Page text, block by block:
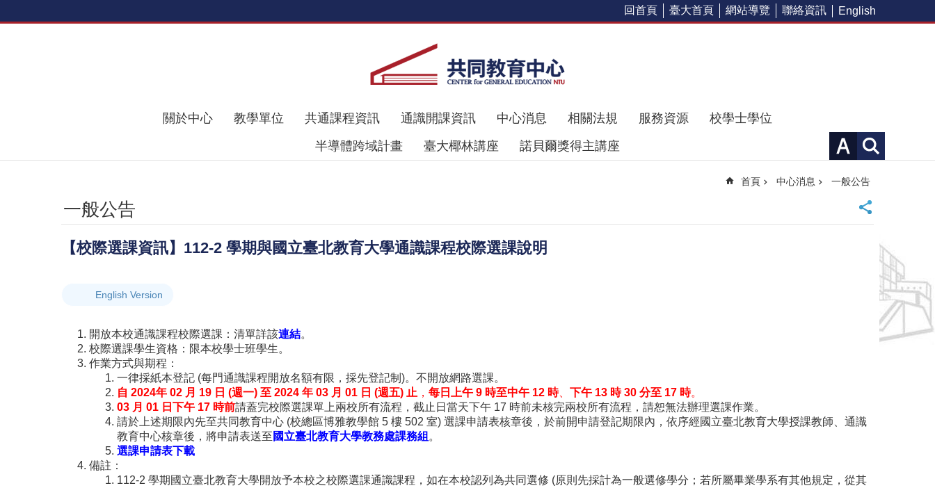
回首頁 臺大首頁 網站導覽 聯絡資訊 English
關於中心 教學單位 共通課程資訊 通識開課資訊 中心消息 相關法規 服務資源
校學士學位
半導體跨域計畫
臺大椰林講座 諾貝爾獎得主講座
首頁 中心消息 一般公告
一般公告
【校際選課資訊】112-2 學期與國立臺北教育大學通識課程校際選課說明
English Version
開放本校通識課程校際選課：清單詳該連結。
校際選課學生資格：限本校學士班學生。
作業方式與期程：
一律採紙本登記 (每門通識課程開放名額有限，採先登記制)。不開放網路選課。
自 2024年 02 月 19 日 (週一) 至 2024 年 03 月 01 日 (週五) 止 ， 每日上午 9 時至中午 12 時、 下午 13 時 30 分至 17 時。
03 月 01 日下午 17 時前請蓋完校際選課單上兩校所有流程，截止日當天下午 17 時前未核完兩校所有流程，請恕無法辦理選課作業。
請於上述期限內先至共同教育中心 (校總區博雅教學館 5 樓 502 室) 選課申請表核章後，於前開申請登記期限內，依序經國立臺北教育大學授課教師、通識
教育中心核章後，將申請表送至 國立臺北教育大學教務處課務組 。
選課申請表下載
備註：
112-2 學期國立臺北教育大學開放予本校之校際選課通識課程，如在本校認列為共同選修 (原則先採計為一般選修學分；若所屬畢業學系有其他規定，從其